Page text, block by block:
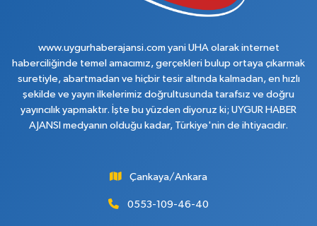
www.uygurhaberajansi.com yani UHA olarak internet
haberciliğinde temel amacımız, gerçekleri bulup ortaya çıkarmak
suretiyle, abartmadan ve hiçbir tesir altında kalmadan, en hızlı
şekilde ve yayın ilkelerimiz doğrultusunda tarafsız ve doğru
yayıncılık yapmaktır. İşte bu yüzden diyoruz ki; UYGUR HABER
AJANSI medyanın olduğu kadar, Türkiye'nin de ihtiyacıdır.
Çankaya/Ankara
0553-109-46-40